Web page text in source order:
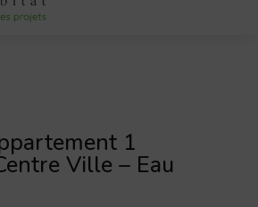
1
Ville – Eau